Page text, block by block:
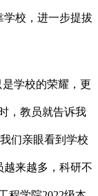
校，进一步提拔
学校的荣耀，更
，教员就告诉我
们亲眼看到学校
越来越多，科研不